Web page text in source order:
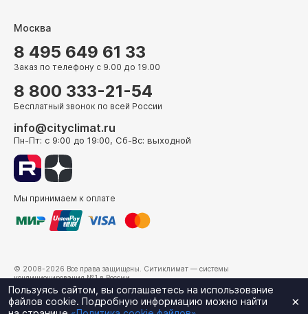
Москва
8 495 649 61 33
Заказ по телефону с 9.00 до 19.00
8 800 333-21-54
Бесплатный звонок по всей России
info@cityclimat.ru
Пн-Пт: с 9:00 до 19:00, Сб-Вс: выходной
Мы принимаем к оплате
© 2008-2026 Все права защищены. Ситиклимат — системы
кондиционирования №1 в России.
г. Москва, ул. Электрозаводская, д. 24
×
Пользуясь сайтом, вы соглашаетесь на использование
файлов cookie. Подробную информацию можно найти